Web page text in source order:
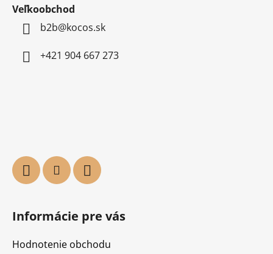
Veľkoobchod
b2b@kocos.sk
+421 904 667 273
Informácie pre vás
Hodnotenie obchodu